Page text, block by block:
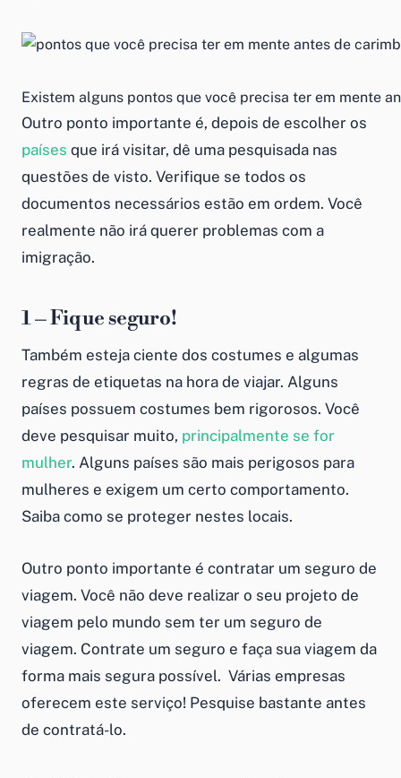
Existem alguns pontos que você precisa ter em mente
Outro ponto importante é, depois de escolher os
países que irá visitar, dê uma pesquisada nas
questões de visto. Verifique se todos os
documentos necessários estão em ordem. Você
realmente não irá querer problemas com a
imigração.
1 – Fique seguro!
Também esteja ciente dos costumes e algumas
regras de etiquetas na hora de viajar. Alguns
países possuem costumes bem rigorosos. Você
deve pesquisar muito, principalmente se for
mulher. Alguns países são mais perigosos para
mulheres e exigem um certo comportamento.
Saiba como se proteger nestes locais.
Outro ponto importante é contratar um seguro de
viagem. Você não deve realizar o seu projeto de
viagem pelo mundo sem ter um seguro de
viagem. Contrate um seguro e faça sua viagem da
forma mais segura possível. Várias empresas
oferecem este serviço! Pesquise bastante antes
de contratá-lo.